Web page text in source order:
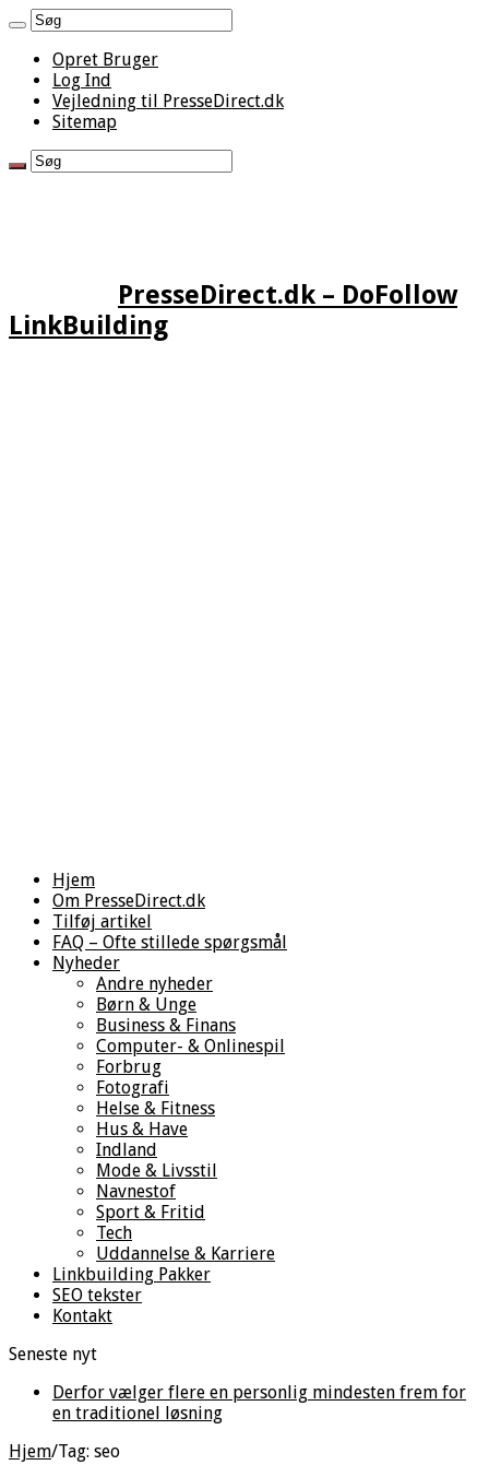
Opret Bruger
Log Ind
Vejledning til PresseDirect.dk
Sitemap
PresseDirect.dk – DoFollow
LinkBuilding
Hjem
Om PresseDirect.dk
Tilføj artikel
FAQ – Ofte stillede spørgsmål
Nyheder
Andre nyheder
Børn & Unge
Business & Finans
Computer- & Onlinespil
Forbrug
Fotografi
Helse & Fitness
Hus & Have
Indland
Mode & Livsstil
Navnestof
Sport & Fritid
Tech
Uddannelse & Karriere
Linkbuilding Pakker
SEO tekster
Kontakt
Seneste nyt
Derfor vælger flere en personlig mindesten frem for
en traditionel løsning
Hjem/Tag: seo